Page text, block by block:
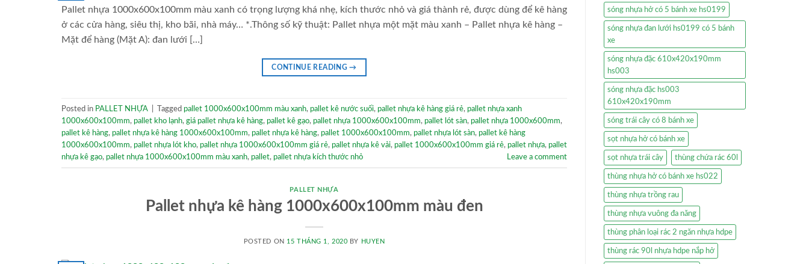
Pallet nhựa 1000x600x100mm màu xanh có trọng lượng khá nhẹ, kích thước nhỏ và giá thành rẻ, được dùng để kê hàng
ở các cửa hàng, siêu thị, kho bãi, nhà máy… *.Thông số kỹ thuật: Pallet nhựa một mặt màu xanh – Pallet nhựa kê hàng –
Mặt để hàng (Mặt A): đan lưới […]
CONTINUE READING→
Posted in PALLET NHỰA Tagged pallet 1000x600x100mm màu xanh, pallet kê nước suối, pallet nhựa kê hàng giá rẻ, pallet nhựa xanh
1000x600x100mm, pallet kho lạnh, giá pallet nhựa kê hàng, pallet kê gạo, pallet nhựa 1000x600x100mm, pallet lót sàn, pallet nhựa 1000x600mm,
pallet kê hàng, pallet nhựa kê hàng 1000x600x100mm, pallet nhựa kê hàng, pallet 1000x600x100mm, pallet nhựa lót sàn, pallet kê hàng
1000x600x100mm, pallet nhựa lót kho, pallet nhựa 1000x600x100mm giá rẻ, pallet nhựa kê vải, pallet 1000x600x100mm giá rẻ, pallet nhựa, pallet
nhựa kê gạo, pallet nhựa 1000x600x100mm màu xanh, pallet, pallet nhựa kích thước nhỏ Leave a comment
PALLET NHỰA
Pallet nhựa kê hàng 1000x600x100mm màu đen
POSTED ON 15 THÁNG 1, 2020 BY HUYEN
sóng nhựa hở có 5 bánh xe hs0199
sóng nhựa đan lưới hs0199 có 5 bánh
xe
sóng nhựa đặc 610x420x190mm
hs003
sóng nhựa đặc hs003
610x420x190mm
sóng trái cây có 8 bánh xe
sọt nhựa hở có bánh xe
sọt nhựa trái cây thùng chứa rác 60l
thùng nhựa hở có bánh xe hs022
thùng nhựa trồng rau
thùng nhựa vuông đa năng
thùng phân loại rác 2 ngăn nhựa hdpe
thùng rác 90l nhựa hdpe nắp hở